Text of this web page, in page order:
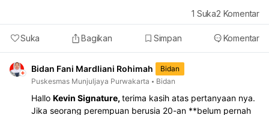
Suka Bagikan Simpan Komentar
1 Suka2 Komentar
Bidan Fani Mardliani Rohimah
Bidan
Puskesmas Munjuljaya Purwakarta
Bidan
Hallo Kevin Signature, terima kasih atas pertanyaan nya.
Jika seorang perempuan berusia 20-an **belum pernah